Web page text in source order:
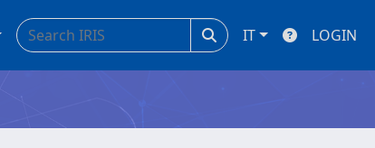
IT LOGIN